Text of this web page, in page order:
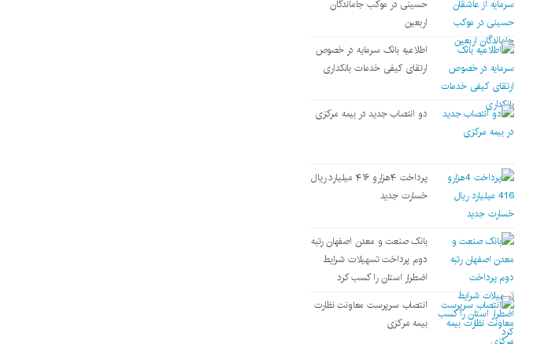
حسینی در موکب جاماندگان
اربعین
اطلاعیه بانک سرمایه در خصوص
ارتقای کیفی خدمات بانکداری
دو انتصاب جدید در بیمه مركزی
پرداخت ۴هزارو ۴۱۶ میلیارد ریال
خسارت جدید
بانک صنعت و معدن اصفهان رتبه
دوم پرداخت تسهیلات شرایط
اضطرار استان را کسب کرد
انتصاب سرپرست معاونت نظارت
بیمه مرکزی